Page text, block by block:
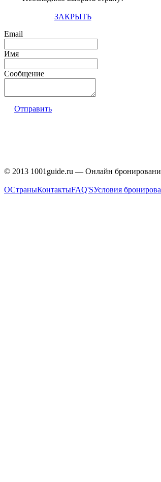
ЗАКРЫТЬ
Email
Имя
Сообщение
Отправить
© 2013 1001guide.ru — Онлайн
ОСтраныКонтактыFAQ'SУсловия